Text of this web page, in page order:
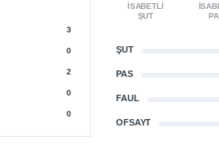
3
0
2
0
0
İSABETLI
ŞUT
ŞUT
PAS
FAUL
OFSAYT